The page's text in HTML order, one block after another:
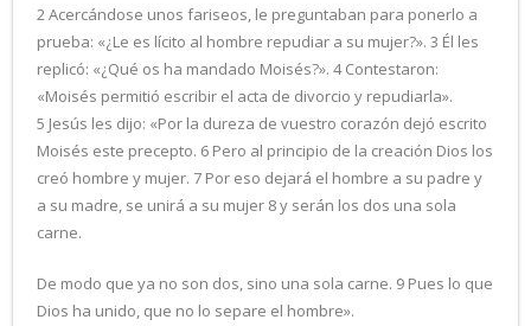
2 Acercándose unos fariseos, le preguntaban para ponerlo a
prueba: «¿Le es lícito al hombre repudiar a su mujer?». 3 Él les
replicó: «¿Qué os ha mandado Moisés?». 4 Contestaron:
«Moisés permitió escribir el acta de divorcio y repudiarla».
5 Jesús les dijo: «Por la dureza de vuestro corazón dejó escrito
Moisés este precepto. 6 Pero al principio de la creación Dios los
creó hombre y mujer. 7 Por eso dejará el hombre a su padre y
a su madre, se unirá a su mujer 8 y serán los dos una sola
carne.
De modo que ya no son dos, sino una sola carne. 9 Pues lo que
Dios ha unido, que no lo separe el hombre».